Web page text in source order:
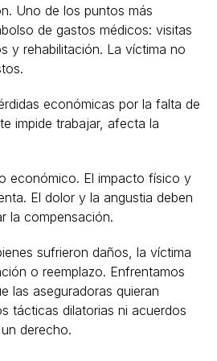
Uno de los puntos más
de gastos médicos: visitas
y rehabilitación. La víctima no
económicas por la falta de
impide trabajar, afecta la
económico. El impacto físico y
El dolor y la angustia deben
la compensación.
sufrieron daños, la víctima
o reemplazo. Enfrentamos
las aseguradoras quieran
tácticas dilatorias ni acuerdos
derecho.